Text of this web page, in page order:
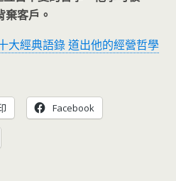
客戶。
大經典語錄 道出他的經營哲學
Facebook